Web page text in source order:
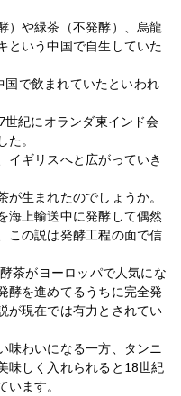
）や緑茶（不発酵）、烏龍
という中国で自生していた
国で飲まれていたといわれ
紀にオランダ東インド会
。
イギリスへと広がっていき
生まれたのでしょうか。
海上輸送中に発酵して偶然
この説は発酵工程の面で信
茶がヨーロッパで人気にな
酵を進めてるうちに完全発
が現在では有力とされてい
味わいになる一方、タンニ
味しく入れられると18世紀
ます。